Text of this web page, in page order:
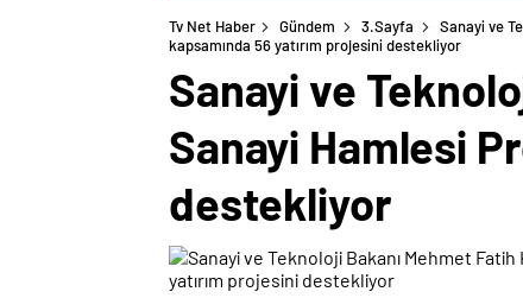
Tv Net Haber Gündem 3.Sayfa
Sanayi ve
kapsamında 56 yatırım projesini destekliyor
Sanayi ve
Sanayi Hamlesi
destekliyor